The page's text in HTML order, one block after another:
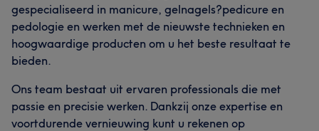
gespecialiseerd in manicure, gelnagels?pedicure en
pedologie en werken met de nieuwste technieken en
hoogwaardige producten om u het beste resultaat te
bieden.
Ons team bestaat uit ervaren professionals die met
passie en precisie werken. Dankzij onze expertise en
voortdurende vernieuwing kunt u rekenen op